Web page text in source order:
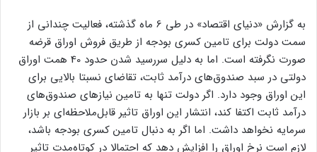
به گزارش «دنیای اقتصاد» در طی 6 ماه گذشته، فعالیت چندانی از
سمت دولت برای تامین کسری بودجه از طریق فروش اوراق قرضه
صورت نگرفته است. اما به دلیل سررسید شدن حدود 40 همت اوراق
دولتی در سبد صندوق‌های درآمد ثابت، تقاضای نسبتا بالایی برای
این اوراق وجود دارد. اگر دولت تنها به تامین نیازهای صندوق‌های
درآمد ثابت اکتفا کند، انتشار این اوراق تاثیر قابل‌ملاحظه‌ای بر بازار
سرمایه نخواهد داشت. اما اگر به دنبال تامین کسری بودجه باشد،
لازم است نرخ اوراق را افزایش دهد که احتمالا در کوتاه‌مدت تاثیر